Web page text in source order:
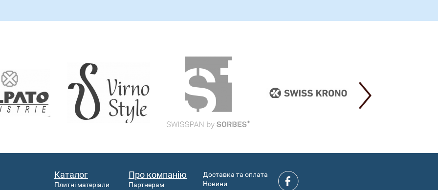
Каталог
Плитні матеріали
Про компанію
Партнерам
Доставка та оплата
Новини